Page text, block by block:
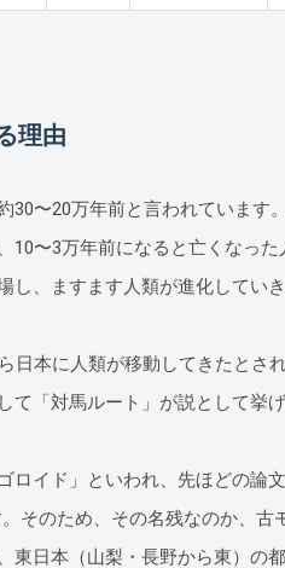
理由
30〜20万年前と言われています
10〜3万年前になると亡くなった
、ますます人類が進化していき
日本に人類が移動してきたとさ
「対馬ルート」が説として挙げ
ロイド」といわれ、先ほどの論
そのため、その名残なのか、古
東日本（山梨・長野から東）の